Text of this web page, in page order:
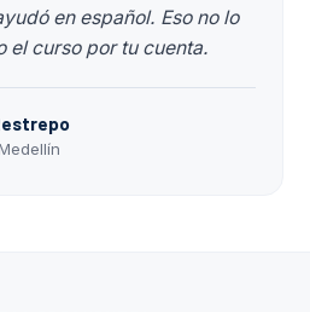
en español. Eso no lo
el curso por tu cuenta.